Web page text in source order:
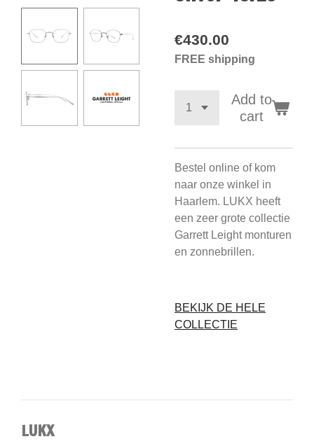
€430.00
FREE shipping
Add to
cart
Bestel online of kom
naar onze winkel in
Haarlem. LUKX heeft
een zeer grote collectie
Garrett Leight monturen
en zonnebrillen.
BEKIJK DE HELE
COLLECTIE
LUKX